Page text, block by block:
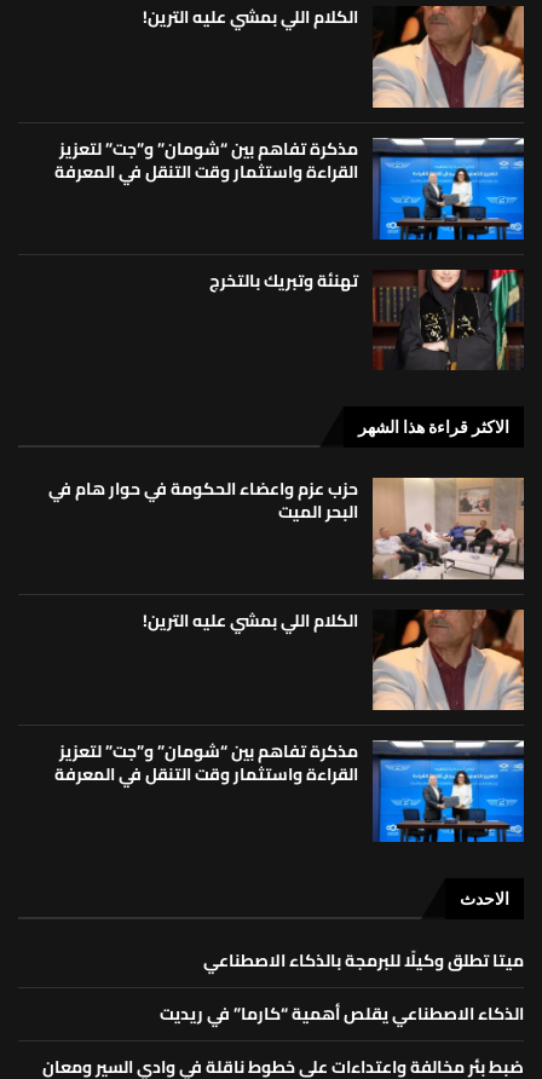
الكلام اللي بمشي عليه الترين!
مذكرة تفاهم بين “شومان” و”جت” لتعزيز
القراءة واستثمار وقت التنقل في المعرفة
تهنئة وتبريك بالتخرج
الاكثر قراءة هذا الشهر
حزب عزم واعضاء الحكومة في حوار هام في
البحر الميت
الكلام اللي بمشي عليه الترين!
مذكرة تفاهم بين “شومان” و”جت” لتعزيز
القراءة واستثمار وقت التنقل في المعرفة
الاحدث
ميتا تطلق وكيلًا للبرمجة بالذكاء الاصطناعي
الذكاء الاصطناعي يقلص أهمية “كارما” في ريديت
ضبط بئر مخالفة واعتداءات على خطوط ناقلة في وادي السير ومعان